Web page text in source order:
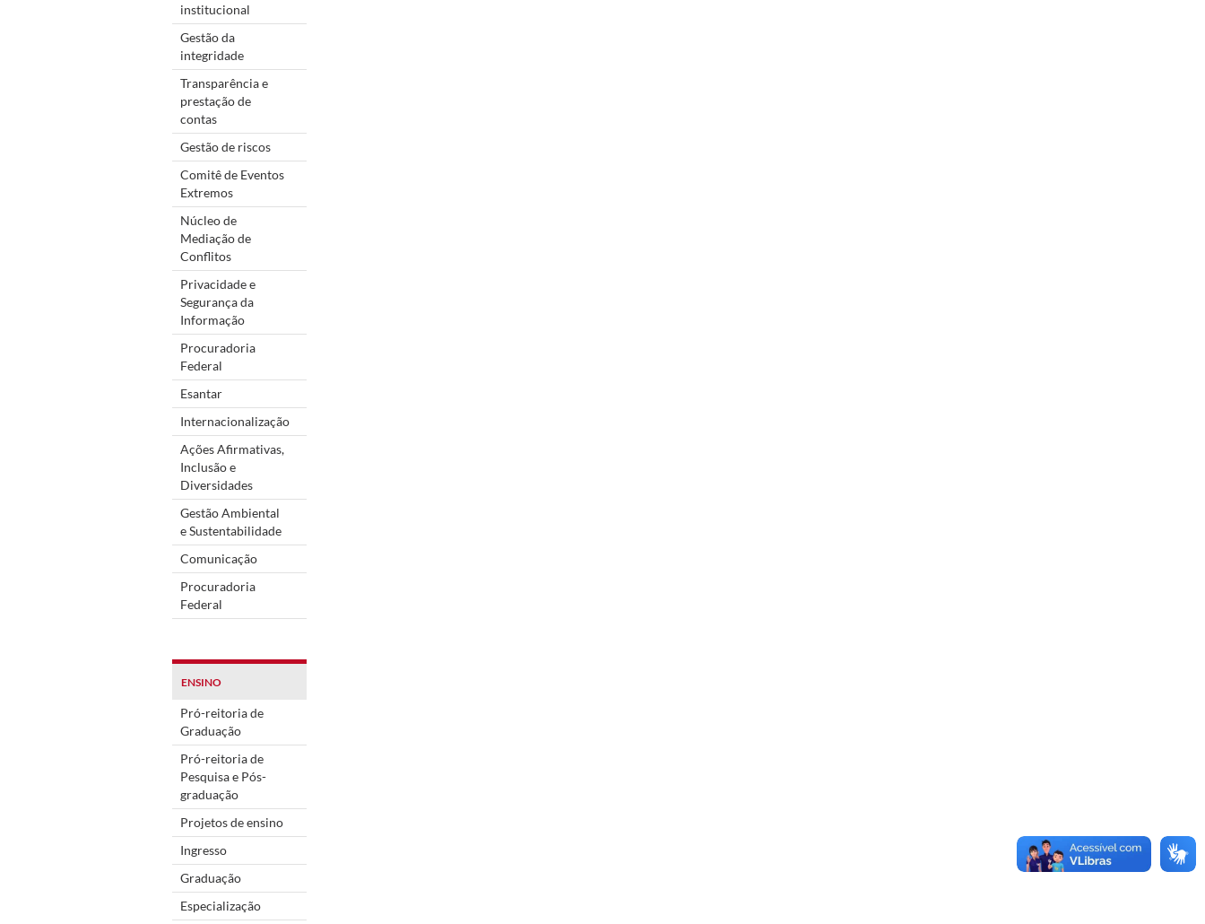
institucional
Gestão da
integridade
Transparência e
prestação de
contas
Gestão de riscos
Comitê de Eventos
Extremos
Núcleo de
Mediação de
Conflitos
Privacidade e
Segurança da
Informação
Procuradoria
Federal
Esantar
Internacionalização
Ações Afirmativas,
Inclusão e
Diversidades
Gestão Ambiental
e Sustentabilidade
Comunicação
Procuradoria
Federal
ENSINO
Pró-reitoria de
Graduação
Pró-reitoria de
Pesquisa e Pós-
graduação
Projetos de ensino
Ingresso
Graduação
Especialização